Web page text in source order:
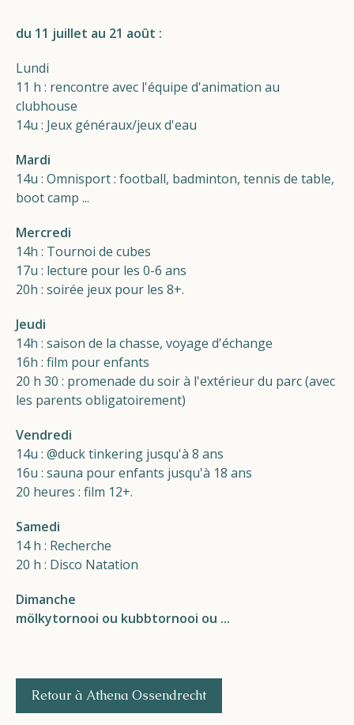
Contact
FR NL EN
Android Play Store
du 11 juillet au 21 août :
Lundi
11 h : rencontre avec l'équipe d'animation au
clubhouse
14u : Jeux généraux/jeux d'eau
Mardi
14u : Omnisport : football, badminton, tennis de table,
boot camp ...
Mercredi
14h : Tournoi de cubes
17u : lecture pour les 0-6 ans
20h : soirée jeux pour les 8+.
Jeudi
14h : saison de la chasse, voyage d'échange
16h : film pour enfants
20 h 30 : promenade du soir à l'extérieur du parc (avec
les parents obligatoirement)
Vendredi
14u : @duck tinkering jusqu'à 8 ans
16u : sauna pour enfants jusqu'à 18 ans
20 heures : film 12+.
Samedi
14 h : Recherche
20 h : Disco Natation
Dimanche
mölkytornooi ou kubbtornooi ou ...
Retour à Athena Ossendrecht